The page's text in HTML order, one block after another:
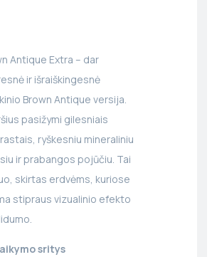
Antique Extra – dar
ir išraiškingesnė
Brown Antique versija.
pasižymi gilesniais
ryškesniu mineraliniu
ir prabangos pojūčiu. Tai
skirtas erdvėms, kuriose
stipraus vizualinio efekto
sritys